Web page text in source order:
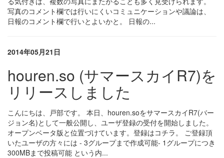
写真のコメント欄では行いにくいコミュニケーションや議論は、
日報のコメント欄で行いとよいかと。 日報の...
2014年05月21日
houren.so (サマースカイR7)を
リリースしました
こんにちは、戸部です。 本日、houren.soをサマースカイR7(バー
ジョン名)として一般公開し、ユーザ登録の受付を開始しました。
オープンベータ版と位置づけています。登録はコチラ。 ご登録頂
いたユーザの方々には - 3グループまで作成可能- 1グループにつき
300MBまで投稿可能 という内...